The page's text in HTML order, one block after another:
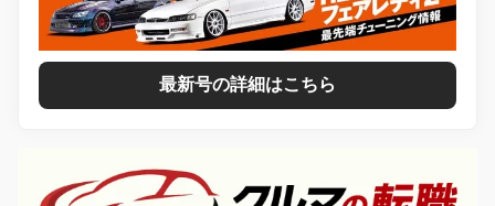
最新号の詳細はこちら